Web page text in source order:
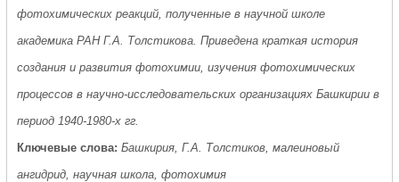
фотохимических реакций, полученные в научной школе
академика РАН Г.А. Толстикова. Приведена краткая история
создания и развития фотохимии, изучения фотохимических
процессов в научно-исследовательских организациях Башкирии в
период 1940-1980-х гг.
Ключевые слова: Башкирия, Г.А. Толстиков, малеиновый
ангидрид, научная школа, фотохимия